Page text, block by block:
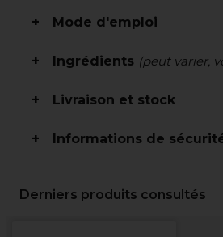
Mode d'emploi
Ingrédients (peut varier,
Livraison et stock
Informations de
Derniers produits consultés